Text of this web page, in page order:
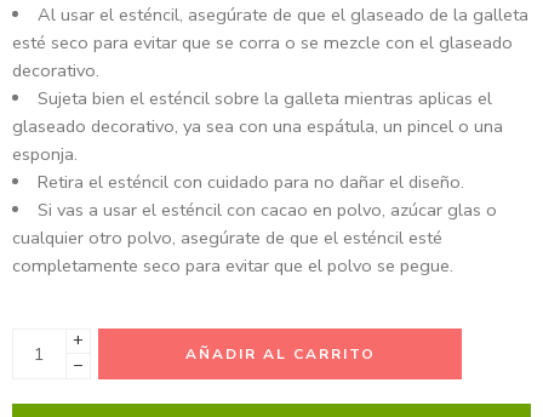
Al usar el esténcil, asegúrate de que el glaseado de la galleta
esté seco para evitar que se corra o se mezcle con el glaseado
decorativo.
Sujeta bien el esténcil sobre la galleta mientras aplicas el
glaseado decorativo, ya sea con una espátula, un pincel o una
esponja.
Retira el esténcil con cuidado para no dañar el diseño.
Si vas a usar el esténcil con cacao en polvo, azúcar glas o
cualquier otro polvo, asegúrate de que el esténcil esté
completamente seco para evitar que el polvo se pegue.
+
−
AÑADIR AL CARRITO